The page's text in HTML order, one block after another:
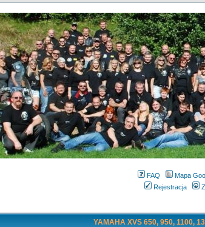
FAQ Mapa
Rejestracja
YAMAHA XVS 650, 950, 1100,